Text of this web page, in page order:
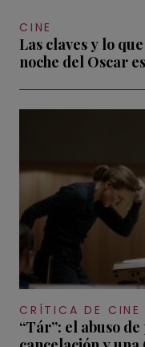
CINE
Las claves y lo
noche del Oscar
CRÍTICA DE CINE
“Tár”: el abuso